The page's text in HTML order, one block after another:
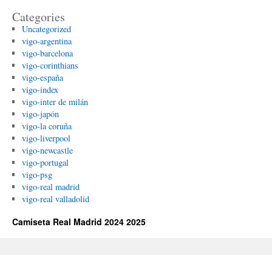
Categories
Uncategorized
vigo-argentina
vigo-barcelona
vigo-corinthians
vigo-españa
vigo-index
vigo-inter de milán
vigo-japón
vigo-la coruña
vigo-liverpool
vigo-newcastle
vigo-portugal
vigo-psg
vigo-real madrid
vigo-real valladolid
Camiseta Real Madrid 2024 2025